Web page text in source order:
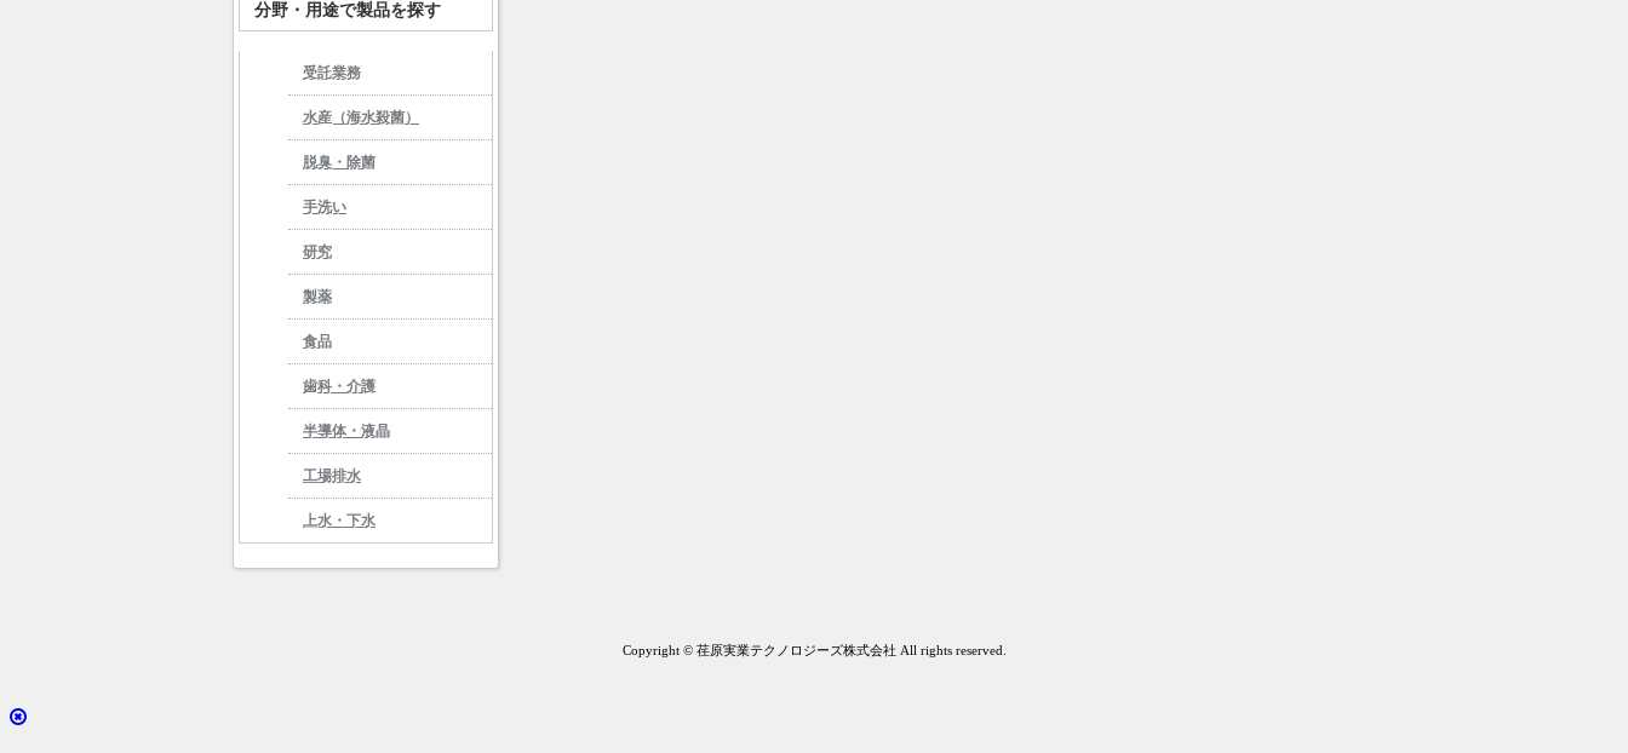
分野・用途で製品を探す
受託業務
水産（海水殺菌）
脱臭・除菌
手洗い
研究
製薬
食品
歯科・介護
半導体・液晶
工場排水
上水・下水
Copyright © 荏原実業テクノロジーズ株式会社 All rights reserved.